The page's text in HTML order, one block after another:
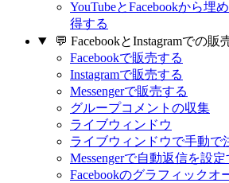
YouTubeとFacebookから埋
得する
💬 FacebookとInstagramでの販
Facebookで販売する
Instagramで販売する
Messengerで販売する
グループコメントの収集
ライブウィンドウ
ライブウィンドウで手動で
Messengerで自動返信を設定
Facebookのグラフィックオ